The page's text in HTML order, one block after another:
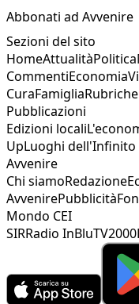
Abbonati ad Avvenire
Sezioni del sito
HomeAttualitàPolitica
CommentiEconomia
CuraFamigliaRubriche
Pubblicazioni
Edizioni locali
UpLuoghi dell'Infinito
Avvenire
Chi siamoRedazione
AvvenirePubblicità
Mondo CEI
SIRRadio InBluTV2000